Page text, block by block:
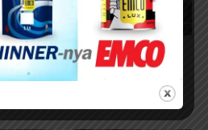
Biayai Warga